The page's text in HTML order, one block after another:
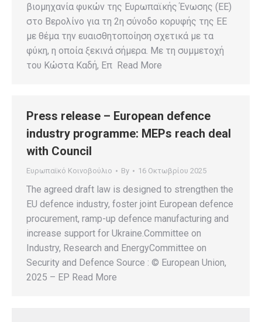
βιομηχανία φυκών της Ευρωπαϊκής Ένωσης (ΕΕ)
στο Βερολίνο για τη 2η σύνοδο κορυφής της ΕΕ
με θέμα την ευαισθητοποίηση σχετικά με τα
φύκη, η οποία ξεκινά σήμερα. Με τη συμμετοχή
του Κώστα Καδή, Επ Read More
Press release – European defence
industry programme: MEPs reach deal
with Council
Ευρωπαϊκό Κοινοβούλιο By 16 Οκτωβρίου 2025
The agreed draft law is designed to strengthen the
EU defence industry, foster joint European defence
procurement, ramp-up defence manufacturing and
increase support for Ukraine.Committee on
Industry, Research and EnergyCommittee on
Security and Defence Source : © European Union,
2025 – EP Read More